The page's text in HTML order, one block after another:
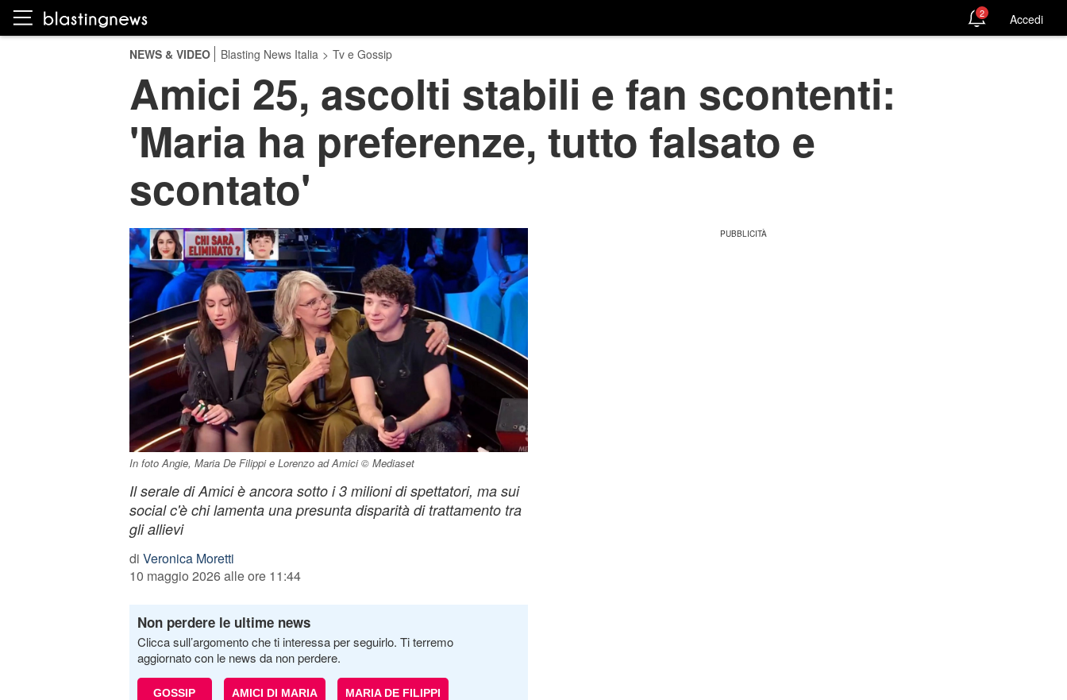
2 Accedi
NEWS & VIDEO Blasting News Italia > Tv e Gossip
Amici 25, ascolti stabili e fan scontenti:
'Maria ha preferenze, tutto falsato e
scontato'
In foto Angie, Maria De Filippi e Lorenzo ad Amici © Mediaset
Il serale di Amici è ancora sotto i 3 milioni di spettatori, ma sui
social c'è chi lamenta una presunta disparità di trattamento tra
gli allievi
di Veronica Moretti
10 maggio 2026 alle ore 11:44
Non perdere le ultime news
Clicca sull’argomento che ti interessa per seguirlo. Ti terremo
aggiornato con le news da non perdere.
GOSSIP AMICI DI MARIA MARIA DE FILIPPI